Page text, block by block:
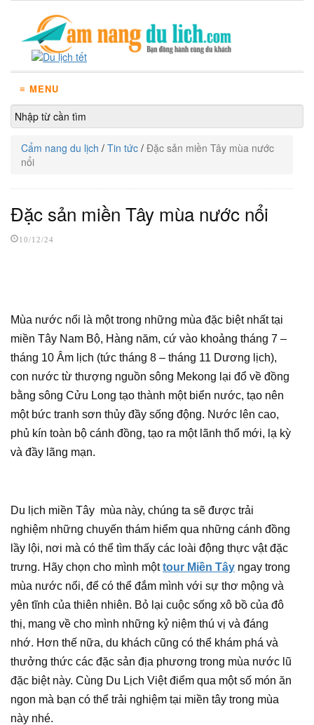
≡ MENU
Cẩm nang du lịch / Tin tức / Đặc sản miền Tây mùa nước
nổi
Đặc sản miền Tây mùa nước nổi
10/12/24
Mùa nước nổi là một trong những mùa đặc biệt nhất tại
miền Tây Nam Bộ, Hàng năm, cứ vào khoảng tháng 7 –
tháng 10 Âm lịch (tức tháng 8 – tháng 11 Dương lịch),
con nước từ thượng nguồn sông Mekong lại đổ về đồng
bằng sông Cửu Long tạo thành một biển nước, tạo nên
một bức tranh sơn thủy đầy sống động. Nước lên cao,
phủ kín toàn bộ cánh đồng, tạo ra một lãnh thổ mới, lạ kỳ
và đầy lãng mạn.
Du lịch miền Tây mùa này, chúng ta sẽ được trải
nghiệm những chuyến thám hiểm qua những cánh đồng
lầy lội, nơi mà có thể tìm thấy các loài động thực vật đặc
trưng. Hãy chọn cho mình mộttour Miền Tây ngay trong
mùa nước nổi, để có thể đắm mình với sự thơ mộng và
yên tĩnh của thiên nhiên. Bỏ lại cuộc sống xô bồ của đô
thị, mang về cho mình những kỷ niệm thú vị và đáng
nhớ. Hơn thế nữa, du khách cũng có thể khám phá và
thưởng thức các đặc sản địa phương trong mùa nước lũ
đặc biệt này. Cùng Du Lịch Việt điểm qua một số món ăn
ngon mà bạn có thể trải nghiệm tại miền tây trong mùa
này nhé.